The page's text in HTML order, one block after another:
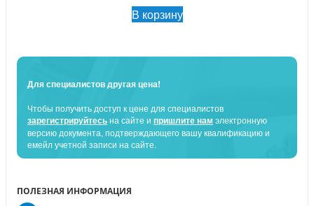
В корзину
Для специалистов другая цена!
Чтобы получить доступ к цене для специалистов
зарегистрируйтесьна сайте и пришлите нам электронную
версию документа, подтверждающего вашу квалификацию и
емейл учетной записи на сайте.
ПОЛЕЗНАЯ ИНФОРМАЦИЯ